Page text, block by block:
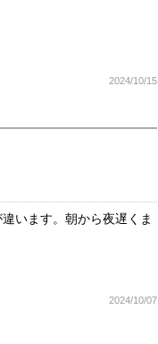
2024/10/15
います。朝から夜遅くま
2024/10/07